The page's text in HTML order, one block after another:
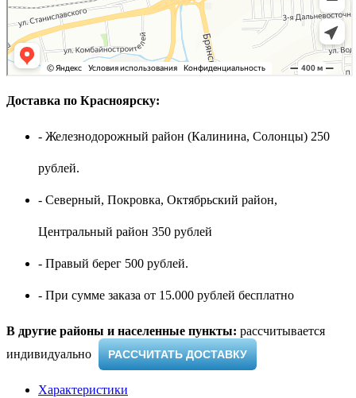
Доставка по Красноярску:
- Железнодорожный район (Калинина, Солонцы) 250
рублей.
- Северный, Покровка, Октябрьский район,
Центральный район 350 рублей
- Правый берег 500 рублей.
- При сумме заказа от 15.000 рублей бесплатно
В другие районы и населенные пункты: рассчитывается
индивидуально ​
РАССЧИТАТЬ ДОСТАВКУ
Характеристики